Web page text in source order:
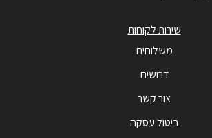
שירות לקוחות
משלוחים
דרושים
צור קשר
ביטול עסקה